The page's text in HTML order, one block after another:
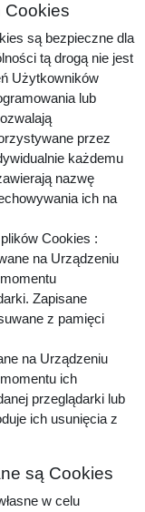
Cookies
są bezpieczne dla
tą drogą nie jest
Użytkowników
lub
przez
każdemu
nazwę
ich na
Cookies :
na Urządzeniu
Zapisane
z pamięci
na Urządzeniu
ich
przeglądarki lub
ich usunięcia z
są Cookies
w celu